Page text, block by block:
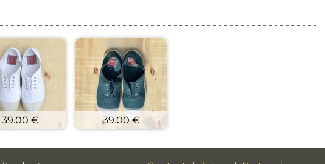
39.00 € 39.00 €